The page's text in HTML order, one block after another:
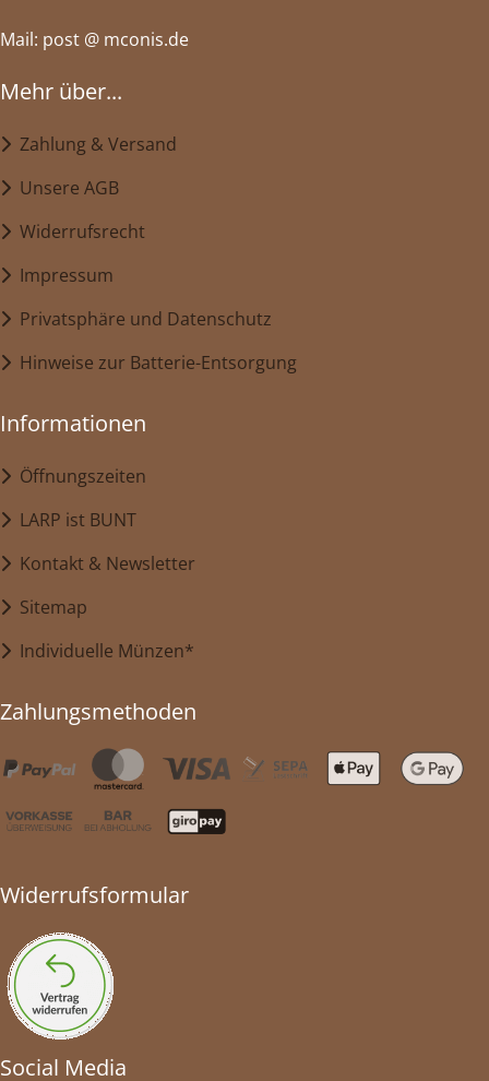
Mail: post @ mconis.de
Mehr über...
Zahlung & Versand
Unsere AGB
Widerrufsrecht
Impressum
Privatsphäre und Datenschutz
Hinweise zur Batterie-Entsorgung
Informationen
Öffnungszeiten
LARP ist BUNT
Kontakt & Newsletter
Sitemap
Individuelle Münzen*
Zahlungsmethoden
Widerrufsformular
Social Media